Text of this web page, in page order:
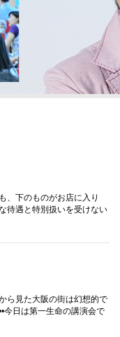
、下のものがお店に入り
待遇と特別扱いを受けない
ら見た大阪の街は幻想的で
今日は第一生命の講演会で